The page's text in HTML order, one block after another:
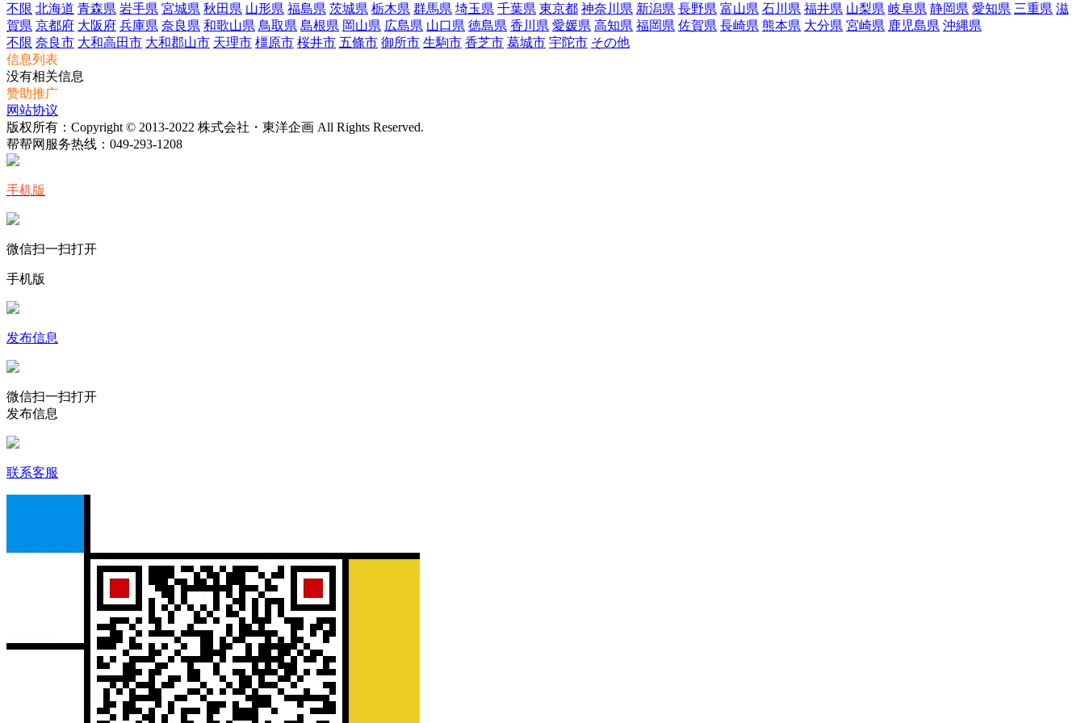
不限 北海道 青森県 岩手県 宮城県 秋田県 山形県 福島県 茨城県 栃木県 群馬県 埼玉県 千葉県 東京都 神奈川県 新潟県 長野県 富山県 石川県 福井県 山梨県 岐阜県 静岡県 愛知県 三重県 滋
賀県 京都府 大阪府 兵庫県 奈良県 和歌山県 鳥取県 島根県 岡山県 広島県 山口県 徳島県 香川県 愛媛県 高知県 福岡県 佐賀県 長崎県 熊本県 大分県 宮崎県 鹿児島県 沖縄県
不限 奈良市 大和高田市 大和郡山市 天理市 橿原市 桜井市 五條市 御所市 生駒市 香芝市 葛城市 宇陀市 その他
信息列表
没有相关信息
赞助推广
网站协议
版权所有：Copyright © 2013-2022 株式会社・東洋企画 All Rights Reserved.
帮帮网服务热线： 049-293-1208
手机版
微信扫一扫打开
手机版
发布信息
微信扫一扫打开
发布信息
联系客服